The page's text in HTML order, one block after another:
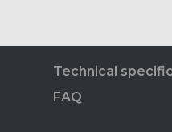
Technical
FAQ